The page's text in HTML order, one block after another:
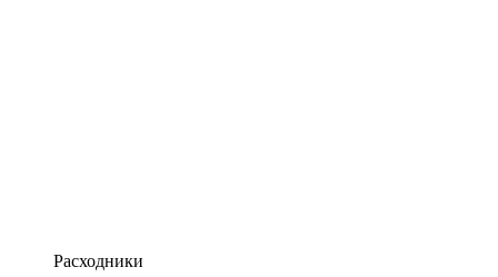
Расходники